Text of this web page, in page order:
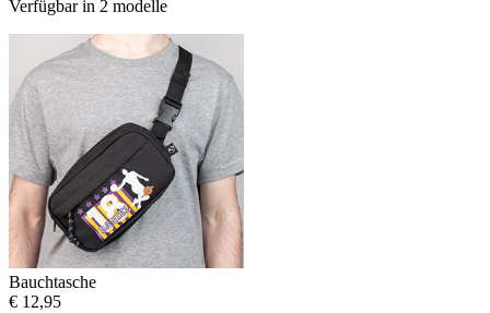
Verfügbar in 2 modelle
Bauchtasche
€ 12,95